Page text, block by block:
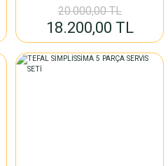
20.000,00 TL
18.200,00 TL